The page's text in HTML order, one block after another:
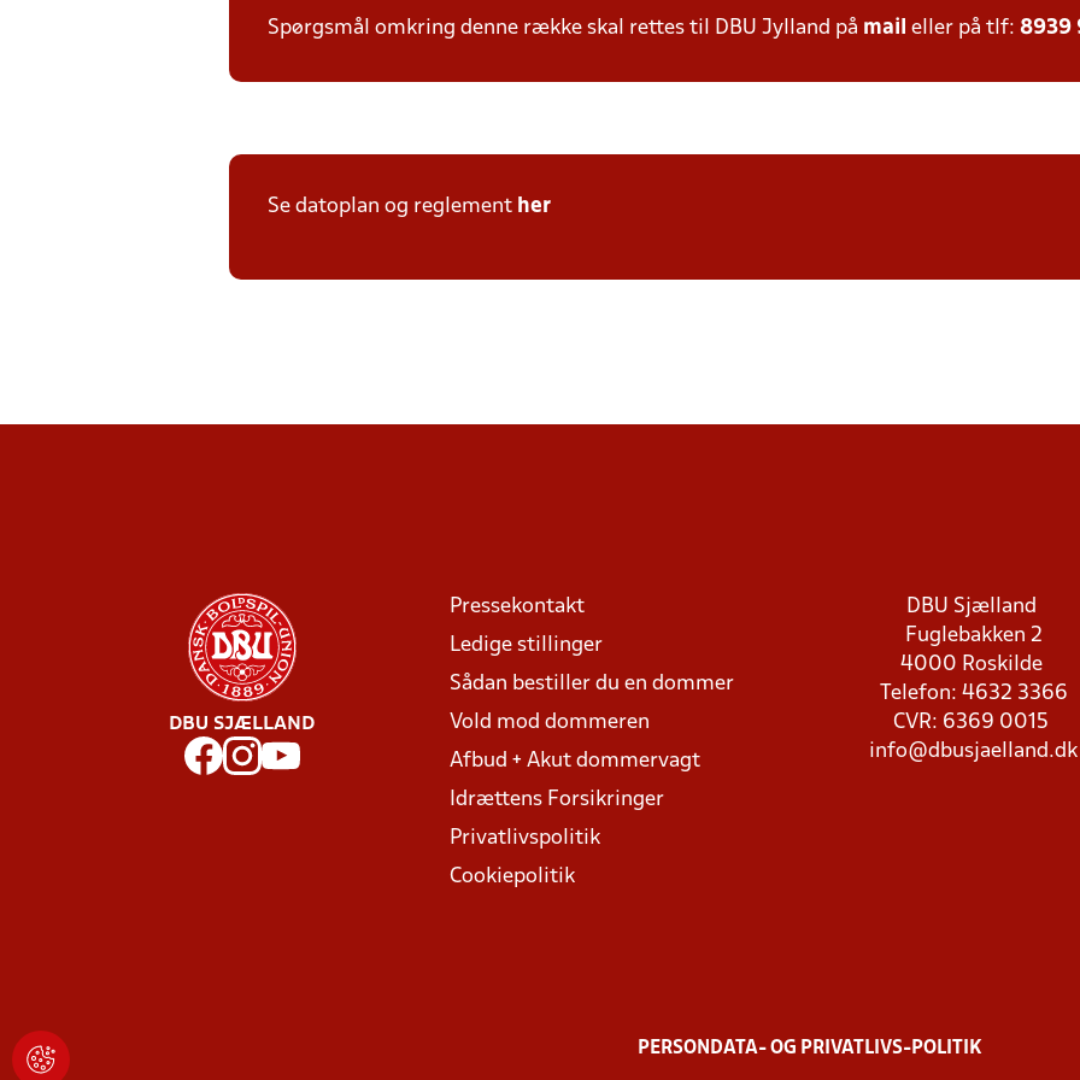
Spørgsmål omkring denne række skal rettes til DBU Jylland på mail eller på tlf: 8939
Se datoplan og reglement her
DBU SJÆLLAND
Pressekontakt
Ledige stillinger
Sådan bestiller du en dommer
Vold mod dommeren
Afbud + Akut dommervagt
Idrættens Forsikringer
Privatlivspolitik
Cookiepolitik
DBU Sjælland
Fuglebakken 2
4000 Roskilde
Telefon: 4632 3366
CVR: 6369 0015
info@dbusjaelland.dk
PERSONDATA- OG PRIVATLIVS-POLITIK